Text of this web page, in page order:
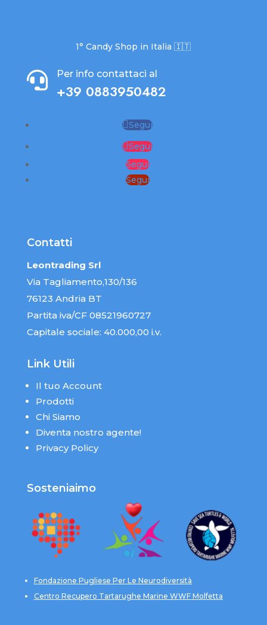
1° Candy Shop in Italia 🇮🇹
 Per info contattaci al
+39 0883950482
Segui
Segui
Segui
Segui
Contatti
Leontrading Srl
Via Tagliamento,130/136
76123 Andria BT
Partita iva/CF 08521960727
Capitale sociale: 40.000,00 i.v.
Link Utili
Il tuo Account
Prodotti
Chi Siamo
Diventa nostro agente!
Privacy Policy
Sosteniaimo
Fondazione Pugliese Per Le Neurodiversità
Centro Recupero Tartarughe Marine WWF Molfetta